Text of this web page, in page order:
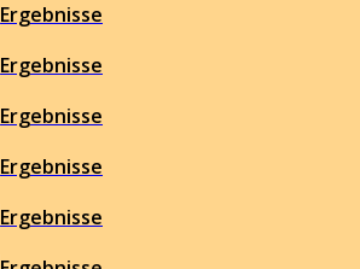
Ergebnisse
Ergebnisse
Ergebnisse
Ergebnisse
Ergebnisse